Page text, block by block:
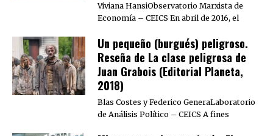
Viviana HansiObservatorio Marxista de
Economía – CEICS En abril de 2016, el
Un pequeño (burgués) peligroso.
Reseña de La clase peligrosa de
Juan Grabois (Editorial Planeta,
2018)
Blas Costes y Federico GeneraLaboratorio
de Análisis Político – CEICS A fines